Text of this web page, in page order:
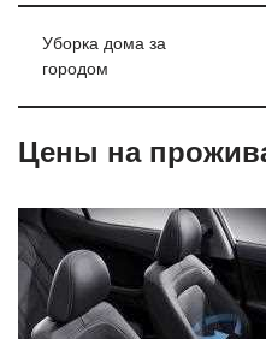
Уборка дома за
городом
Цены на